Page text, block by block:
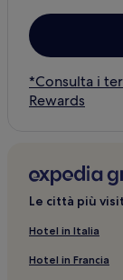
*Consulta i
Rewards
Le città più
Hotel in Italia
Hotel in Francia